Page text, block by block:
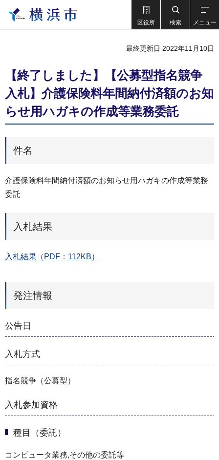
区役所 検索 メニュー
最終更新日 2022年11月10日
【終了しました】【公募型指名競争
入札】介護保険料年間納付済額のお知
らせ用ハガキの作成等業務委託
件名
介護保険料年間納付済額のお知らせ⽤ハガキの作成等業務
委託
入札結果
入札結果（PDF：112KB）
発注情報
公告日
入札方式
指名競争（公募型）
入札参加資格
種目（委託）
コンピュータ業務,その他の委託等